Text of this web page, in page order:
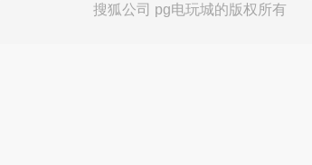
搜狐公司 pg电玩城的版权所有